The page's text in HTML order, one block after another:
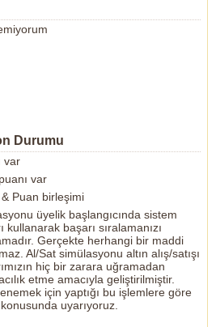
Durumu
var
var
Puan birleşimi
üyelik başlangıcında sistem
başarı sıralamanızı
Gerçekte herhangi bir maddi
Al/Sat simülasyonu altın alış/satışı
hiç bir zarara uğramadan
etme amacıyla geliştirilmiştir.
için yaptığı bu işlemlere göre
uyarıyoruz.